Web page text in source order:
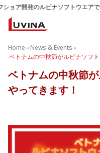
ナソフトウエアではシステム開発
Home»News & Events»
ベトナムの中秋節がルビナソフ
ベトナムの中秋節
やってきます！